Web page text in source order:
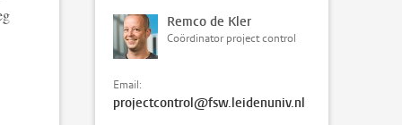
Remco de Kler
Coördinator project control
Email:
projectcontrol@fsw.leidenuniv.nl